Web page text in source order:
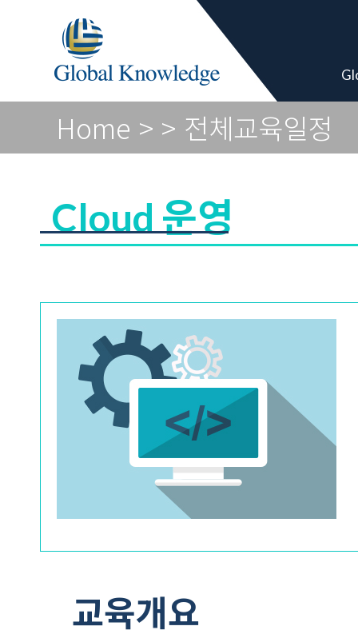
Academy
Home > > 전체교육일정
Cloud 운영
교육개요